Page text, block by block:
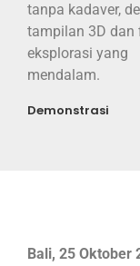
tanpa kadaver,
tampilan 3D dan
eksplorasi yang
mendalam.
Demonstrasi
Bali, 25 Oktober